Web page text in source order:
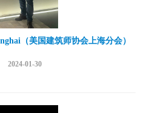
（美国建筑师协会上海分会）
2024-01-30